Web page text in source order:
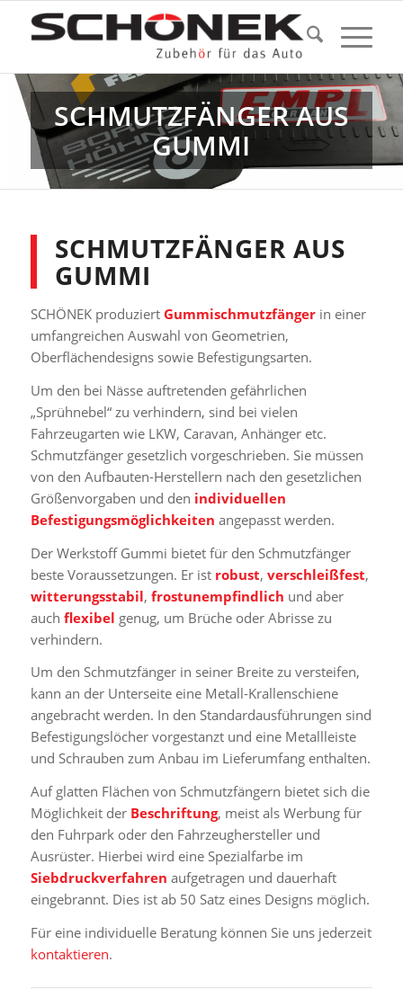
SCHMUTZFÄNGER AUS
GUMMI
SCHMUTZFÄNGER AUS
GUMMI
SCHÖNEK produziert Gummischmutzfängerin einer
umfangreichen Auswahl von Geometrien,
Oberflächendesigns sowie Befestigungsarten.
Um den bei Nässe auftretenden gefährlichen
„Sprühnebel“ zu verhindern, sind bei vielen
Fahrzeugarten wie LKW, Caravan, Anhänger etc.
Schmutzfänger gesetzlich vorgeschrieben. Sie müssen
von den Aufbauten-Herstellern nach den gesetzlichen
Größenvorgaben und den individuellen
Befestigungsmöglichkeiten angepasst werden.
Der Werkstoff Gummi bietet für den Schmutzfänger
beste Voraussetzungen. Er ist robust, verschleißfest,
witterungsstabil, frostunempfindlich und aber
auch flexibel genug, um Brüche oder Abrisse zu
verhindern.
Um den Schmutzfänger in seiner Breite zu versteifen,
kann an der Unterseite eine Metall-Krallenschiene
angebracht werden. In den Standardausführungen sind
Befestigungslöcher vorgestanzt und eine Metallleiste
und Schrauben zum Anbau im Lieferumfang enthalten.
Auf glatten Flächen von Schmutzfängern bietet sich die
Möglichkeit der Beschriftung, meist als Werbung für
den Fuhrpark oder den Fahrzeughersteller und
Ausrüster. Hierbei wird eine Spezialfarbe im
Siebdruckverfahren aufgetragen und dauerhaft
eingebrannt. Dies ist ab 50 Satz eines Designs möglich.
Für eine individuelle Beratung können Sie uns jederzeit
kontaktieren.